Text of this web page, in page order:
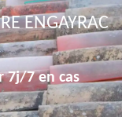
ENGAYRAC
7j/7 en cas